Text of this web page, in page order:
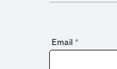
Email *